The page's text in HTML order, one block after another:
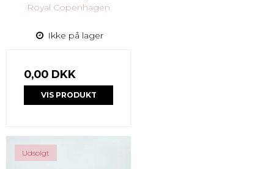
Royal Copenhagen
Ikke på lager
0,00 DKK
VIS PRODUKT
Udsolgt